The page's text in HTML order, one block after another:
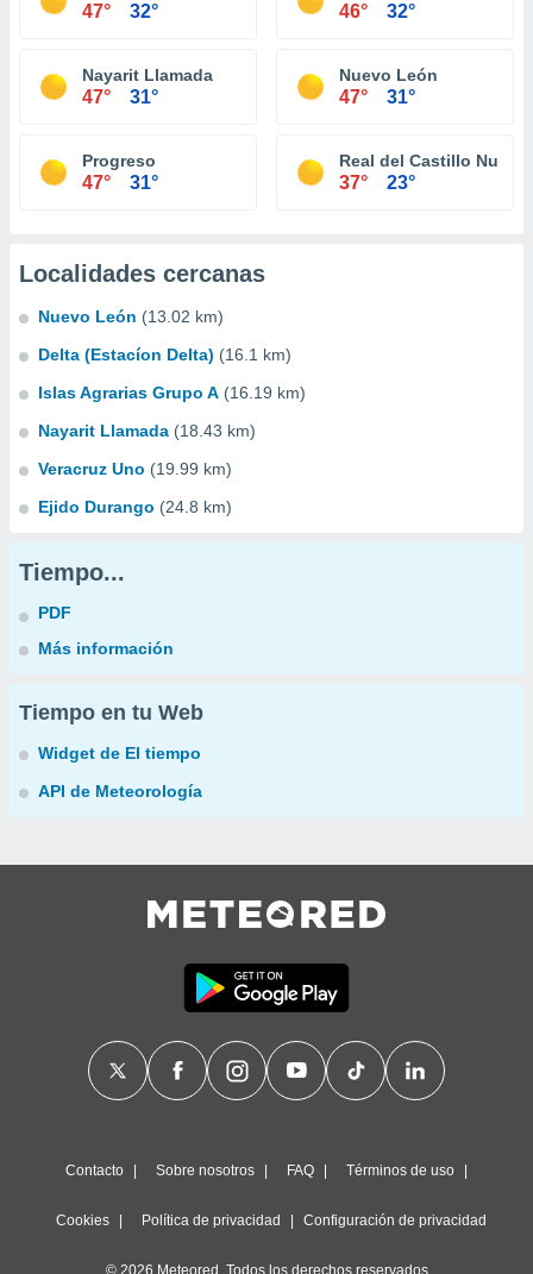
47° 32° 46° 32°
Nayarit Llamada
47° 31°
Nuevo León
47° 31°
Progreso
47° 31°
Real del Castillo
37° 23°
Localidades cercanas
Nuevo León (13.02 km)
Delta (Estacíon Delta) (16.1 km)
Islas Agrarias Grupo A (16.19 km)
Nayarit Llamada (18.43 km)
Veracruz Uno (19.99 km)
Ejido Durango (24.8 km)
Tiempo...
PDF
Más información
Tiempo en tu Web
Widget de El tiempo
API de Meteorología
Contacto Sobre nosotros FAQ Términos de uso
Cookies Política de privacidad Configuración de privacidad
© 2026 Meteored. Todos los derechos reservados